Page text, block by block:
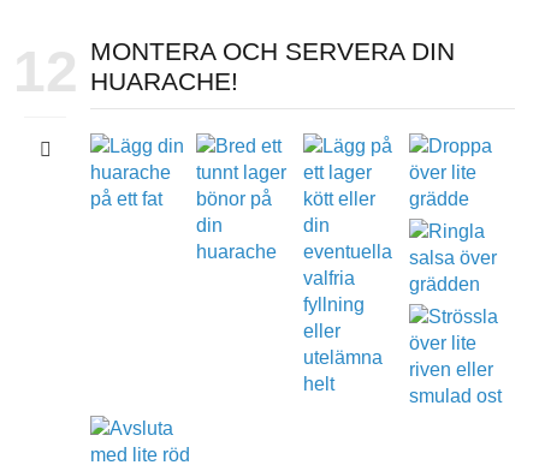
12
MONTERA OCH SERVERA DIN
HUARACHE!